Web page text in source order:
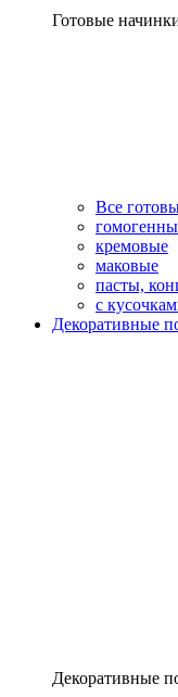
Готовые
Все
кремовые
маковые
пасты,
с
Декоративные
Декоративные